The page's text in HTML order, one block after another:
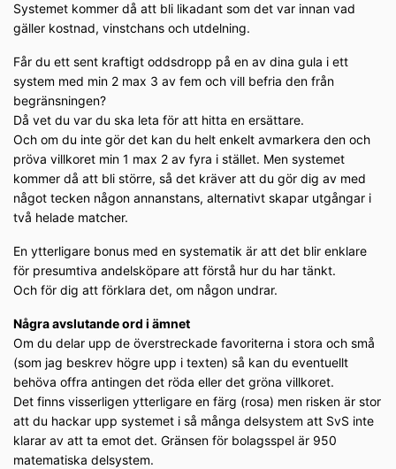
Systemet kommer då att bli likadant som det var innan vad
gäller kostnad, vinstchans och utdelning.
Får du ett sent kraftigt oddsdropp på en av dina gula i ett
system med min 2 max 3 av fem och vill befria den från
begränsningen?
Då vet du var du ska leta för att hitta en ersättare.
Och om du inte gör det kan du helt enkelt avmarkera den och
pröva villkoret min 1 max 2 av fyra i stället. Men systemet
kommer då att bli större, så det kräver att du gör dig av med
något tecken någon annanstans, alternativt skapar utgångar i
två helade matcher.
En ytterligare bonus med en systematik är att det blir enklare
för presumtiva andelsköpare att förstå hur du har tänkt.
Och för dig att förklara det, om någon undrar.
Några avslutande ord i ämnet
Om du delar upp de överstreckade favoriterna i stora och små
(som jag beskrev högre upp i texten) så kan du eventuellt
behöva offra antingen det röda eller det gröna villkoret.
Det finns visserligen ytterligare en färg (rosa) men risken är stor
att du hackar upp systemet i så många delsystem att SvS inte
klarar av att ta emot det. Gränsen för bolagsspel är 950
matematiska delsystem.